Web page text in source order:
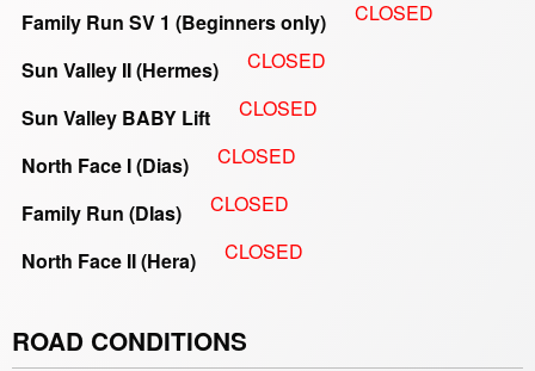
Family Run SV 1 (Beginners only) CLOSED
Sun Valley II (Hermes) CLOSED
Sun Valley BABY Lift CLOSED
North Face I (Dias) CLOSED
Family Run (DIas) CLOSED
North Face II (Hera) CLOSED
ROAD CONDITIONS